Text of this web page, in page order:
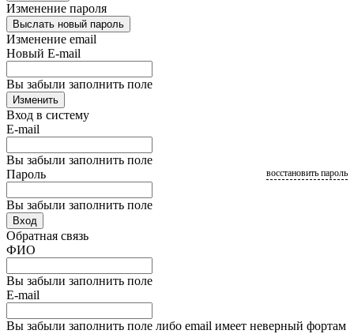
Изменение пароля
Выслать новый пароль
Изменение email
Новый E-mail
Вы забыли заполнить поле
Изменить
Вход в систему
E-mail
Вы забыли заполнить поле
Пароль
Вы забыли заполнить поле
восстановить пароль
Вход
Обратная связь
ФИО
Вы забыли заполнить поле
E-mail
Вы забыли заполнить поле либо email имеет неверный фортам